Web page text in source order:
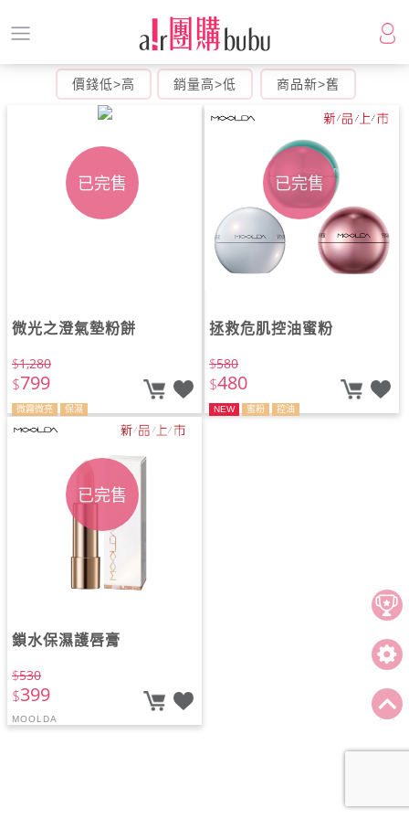
價錢低>高 銷量高>低 商品新>舊
已完售
微霧微亮
保濕
微光之澄氣墊粉餅
$1,280
$799
已完售
NEW 蜜粉 控油
拯救危肌控油蜜粉
$580
$480
已完售
MOOLDA
鎖水保濕護唇膏
$530
$399